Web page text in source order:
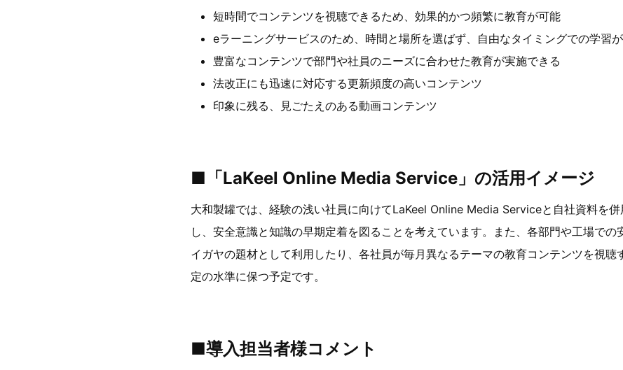
短時間でコンテンツを視聴できるため、効果的かつ頻繁に教育が可能
eラーニングサービスのため、時間と場所を選ばず、自由なタイミングでの学習
豊富なコンテンツで部門や社員のニーズに合わせた教育が実施できる
法改正にも迅速に対応する更新頻度の高いコンテンツ
印象に残る、見ごたえのある動画コンテンツ
■「LaKeel Online Media Service」の活用イメージ
大和製罐では、経験の浅い社員に向けてLaKeel Online Media Serviceと自社資料を
し、安全意識と知識の早期定着を図ることを考えています。また、各部門や工場での
イガヤの題材として利用したり、各社員が毎月異なるテーマの教育コンテンツを視聴
定の水準に保つ予定です。
■導入担当者様コメント